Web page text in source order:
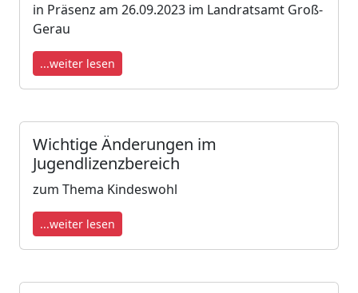
in Präsenz am 26.09.2023 im Landratsamt Groß-
Gerau
...weiter lesen
Wichtige Änderungen im
Jugendlizenzbereich
zum Thema Kindeswohl
...weiter lesen